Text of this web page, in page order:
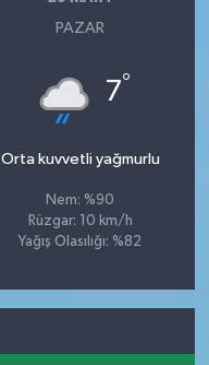
PAZAR
7°
Orta kuvvetli yağmurlu
Nem: %90
Rüzgar: 10 km/h
Yağış Olasılığı: %82